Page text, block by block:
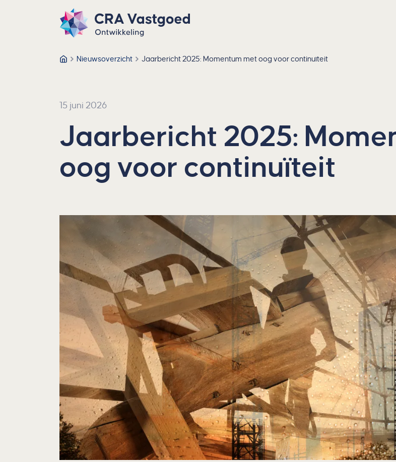
Ga direct naar de inhoud
Direct naar de footer
CRA Vastgoed – Ga naar homepage
CRA Vastgoed
Nieuwsoverzicht Jaarbericht 2025: Momentum met oog voor continuïteit
Jaarbericht 2025:
oog voor continuïteit
15 juni 2026